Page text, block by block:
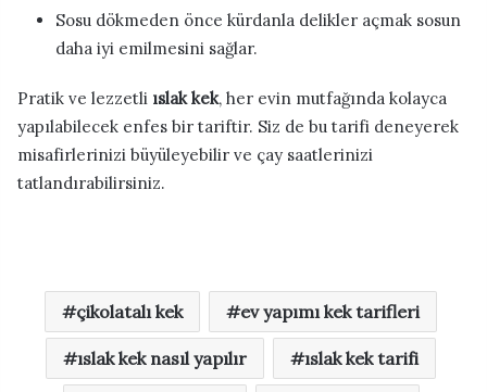
Sosu dökmeden önce kürdanla delikler açmak sosun
daha iyi emilmesini sağlar.
Pratik ve lezzetli ıslak kek, her evin mutfağında kolayca
yapılabilecek enfes bir tariftir. Siz de bu tarifi deneyerek
misafirlerinizi büyüleyebilir ve çay saatlerinizi
tatlandırabilirsiniz.
çikolatalı kek ev yapımı kek tarifleri
ıslak kek nasıl yapılır ıslak kek tarifi